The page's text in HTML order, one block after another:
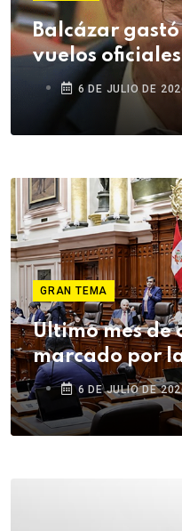
Balcázar
vuelos
6 DE JULIO DE
GRAN TEMA
Último mes de
marcado por
6 DE JULIO DE